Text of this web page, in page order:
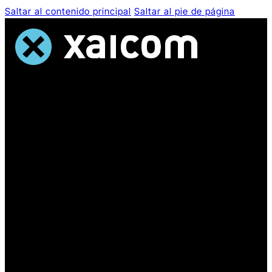
Saltar al contenido principal Saltar al pie de página